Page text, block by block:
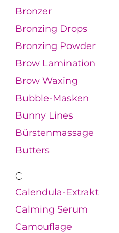
Bronzer
Bronzing Drops
Bronzing Powder
Brow Lamination
Brow Waxing
Bubble-Masken
Bunny Lines
Bürstenmassage
Butters
C
Calendula-Extrakt
Calming Serum
Camouflage